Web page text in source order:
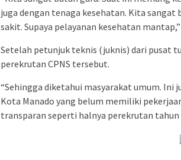
juga dengan tenaga kesehatan. Kita
sakit. Supaya pelayanan kesehatan
Setelah petunjuk teknis (juknis) dari pusat
perekrutan CPNS tersebut.
“Sehingga diketahui masyarakat umum.
Kota Manado yang belum memiliki
transparan seperti halnya perekrutan tahun